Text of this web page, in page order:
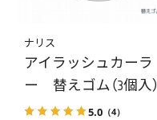
ナリス
アイラッシュカーラ
ー 替えゴム（3個入）
5.0 （4）